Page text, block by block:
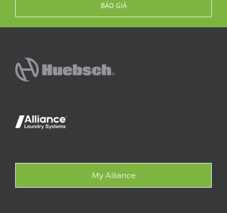
BÁO GIÁ
My Alliance